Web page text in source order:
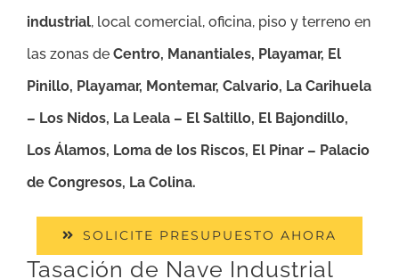
industrial, local comercial, oficina, piso y terreno en
las zonas de Centro, Manantiales, Playamar, El
Pinillo, Playamar, Montemar, Calvario, La Carihuela
– Los Nidos, La Leala – El Saltillo, El Bajondillo,
Los Álamos, Loma de los Riscos, El Pinar – Palacio
de Congresos, La Colina.
SOLICITE PRESUPUESTO AHORA
Tasación de Nave Industrial